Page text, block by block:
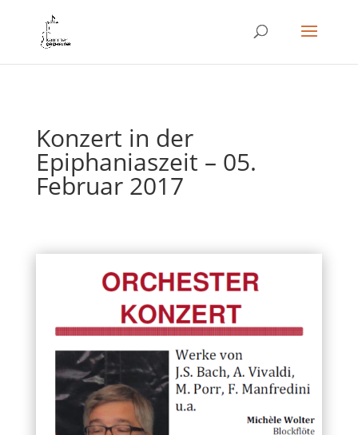
Konzert in der
Epiphaniaszeit – 05.
Februar 2017